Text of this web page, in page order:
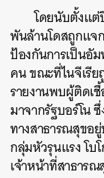
โดยนับตั้งแต่
พันล้านโดสถูกแจ
ป้องกันการเป็นอั
คน ขณะที่ไนจีเรี
รายงานพบผู้ติดเ
มาจากรัฐบอร์โน
ทางสาธารณสุขอ
กลุ่มหัวรุนแรง โบ
เจ้าหน้าที่สาธาร